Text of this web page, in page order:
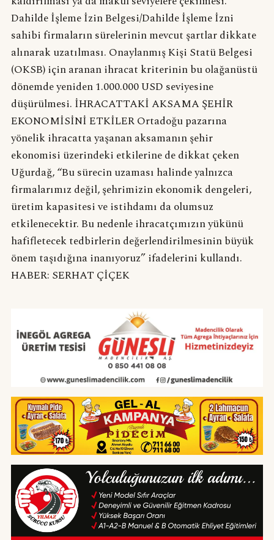
Dahilde İşleme İzin Belgesi/Dahilde İşleme İzni
sahibi firmaların sürelerinin mevcut şartlar dikkate
alınarak uzatılması. Onaylanmış Kişi Statü Belgesi
(OKSB) için aranan ihracat kriterinin bu olağanüstü
dönemde yeniden 1.000.000 USD seviyesine
düşürülmesi. İHRACATTAKİ AKSAMA ŞEHİR
EKONOMİSİNİ ETKİLER Ortadoğu pazarına
yönelik ihracatta yaşanan aksamanın şehir
ekonomisi üzerindeki etkilerine de dikkat çeken
Uğurdağ, “Bu sürecin uzaması halinde yalnızca
firmalarımız değil, şehrimizin ekonomik dengeleri,
üretim kapasitesi ve istihdamı da olumsuz
etkilenecektir. Bu nedenle ihracatçımızın yükünü
hafifletecek tedbirlerin değerlendirilmesinin büyük
önem taşıdığına inanıyoruz” ifadelerini kullandı.
HABER: SERHAT ÇİÇEK